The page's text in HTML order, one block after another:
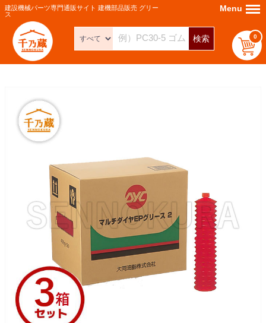
建設機械パーツ専門通販サイト 建機部品販売 グリー
ス
検索 0
Menu Menu